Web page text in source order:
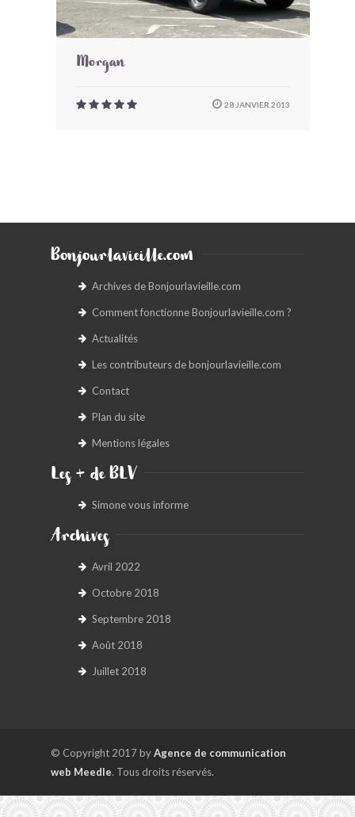
Morgan
28 JANVIER 2013
Bonjourlavieille.com
Archives de Bonjourlavieille.com
Comment fonctionne Bonjourlavieille.com ?
Actualités
Les contributeurs de bonjourlavieille.com
Contact
Plan du site
Mentions légales
Les + de BLV
Simone vous informe
Archives
Avril 2022
Octobre 2018
Septembre 2018
Août 2018
Juillet 2018
© Copyright 2017 byAgence de communication
web Meedle. Tous droits réservés.